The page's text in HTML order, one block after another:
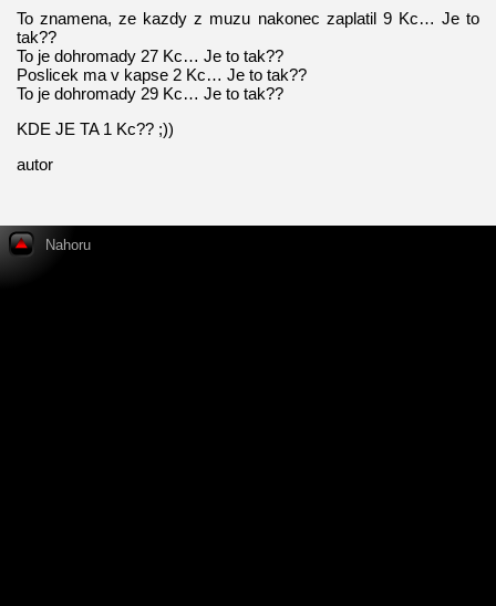
To znamena, ze kazdy z muzu nakonec zaplatil 9 Kc… Je to
tak??
To je dohromady 27 Kc… Je to tak??
Poslicek ma v kapse 2 Kc… Je to tak??
To je dohromady 29 Kc… Je to tak??
KDE JE TA 1 Kc?? ;))
autor
Nahoru